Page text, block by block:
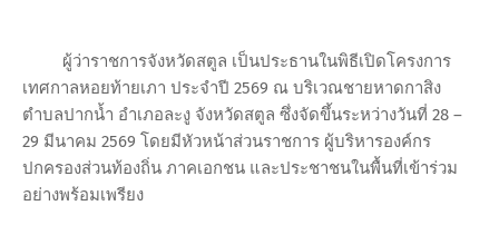
ผู้ว่าราชการจังหวัดสตูล เป็นประธานในพิธีเปิดโครงการ
เทศกาลหอยท้ายเภา ประจำปี 2569 ณ บริเวณชายหาดกาสิง
ตำบลปากน้ำ อำเภอละงู จังหวัดสตูล ซึ่งจัดขึ้นระหว่างวันที่ 28 –
29 มีนาคม 2569 โดยมีหัวหน้าส่วนราชการ ผู้บริหารองค์กร
ปกครองส่วนท้องถิ่น ภาคเอกชน และประชาชนในพื้นที่เข้าร่วม
อย่างพร้อมเพรียง